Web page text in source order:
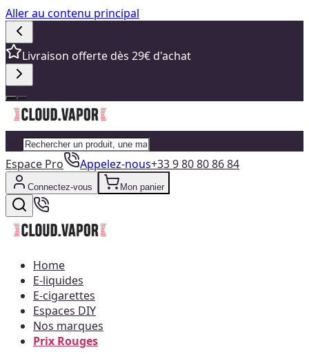
Aller au contenu principal
Livraison offerte dès 29€ d'achat
Espace Pro Appelez-nous+33 9 80 80 86 84
Connectez-vous Mon panier
Home
E-liquides
E-cigarettes
Espaces DIY
Nos marques
Prix Rouges